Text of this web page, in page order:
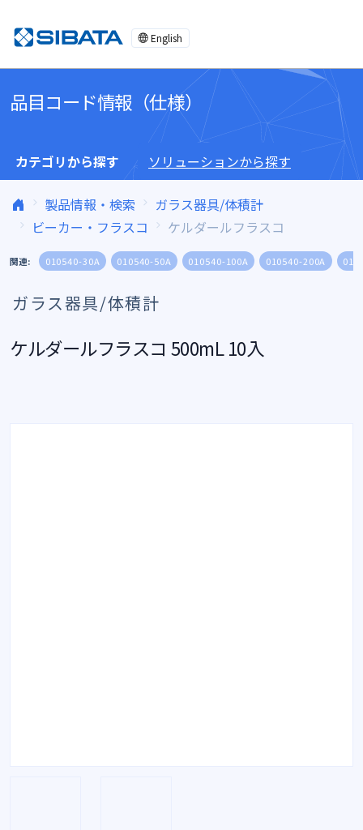
English
品目コード情報（仕様）
カテゴリから探す ソリューションから探す
製品情報・検索
ガラス器具/体積計
ビーカー・フラスコ
ケルダールフラスコ
関連: 010540-30A 010540-50A 010540-100A 010540-200A
ガラス器具/体積計
ケルダールフラスコ 500mL 10入